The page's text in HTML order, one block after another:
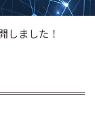
しました！